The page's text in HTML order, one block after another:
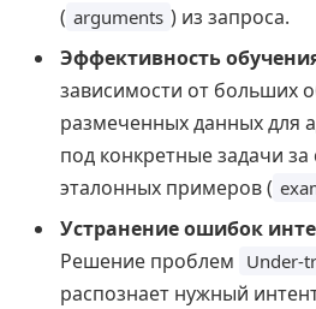
( arguments ) из запроса.
Эффективность
зависимости от больших
размеченных данных для
под конкретные задачи
эталонных примеров (
Устранение ошибок
Решение проблем Under-
распознает нужный